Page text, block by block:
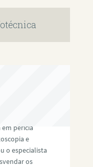
perícia
e
o especialista
os